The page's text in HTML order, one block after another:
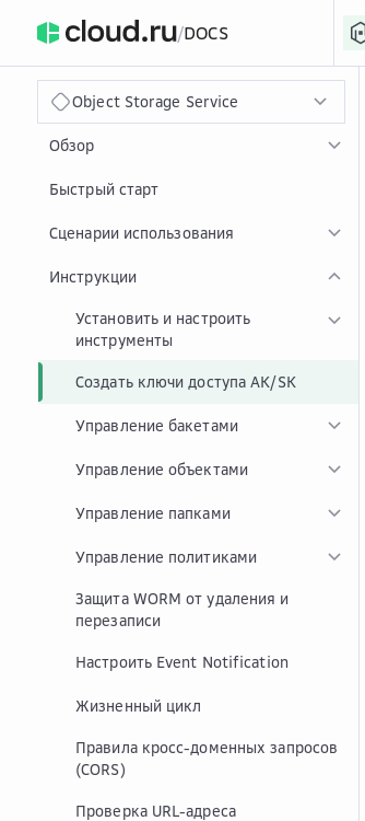
/DOCS
Object Storage Service
Обзор
Быстрый старт
Сценарии использования
Инструкции
Установить и настроить
инструменты
Создать ключи доступа AK/SK
Управление бакетами
Управление объектами
Управление папками
Управление политиками
Защита WORM от удаления и
перезаписи
Настроить Event Notification
Жизненный цикл
Правила кросс-доменных запросов
(CORS)
Проверка URL-адреса